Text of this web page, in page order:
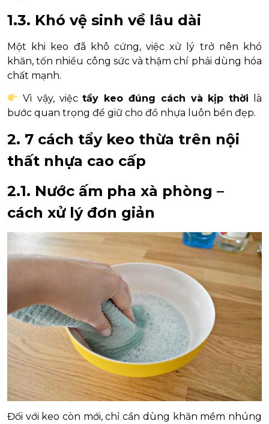
1.3. Khó vệ sinh về lâu dài
Một khi keo đã khô cứng, việc xử lý trở nên khó
khăn, tốn nhiều công sức và thậm chí phải dùng hóa
chất mạnh.
Vì vậy, việctẩy keo đúng cách và kịp thời là
bước quan trọng để giữ cho đồ nhựa luôn bền đẹp.
2. 7 cách tẩy keo thừa trên nội
thất nhựa cao cấp
2.1. Nước ấm pha xà phòng –
cách xử lý đơn giản
Đối với keo còn mới, chỉ cần dùng khăn mềm nhúng